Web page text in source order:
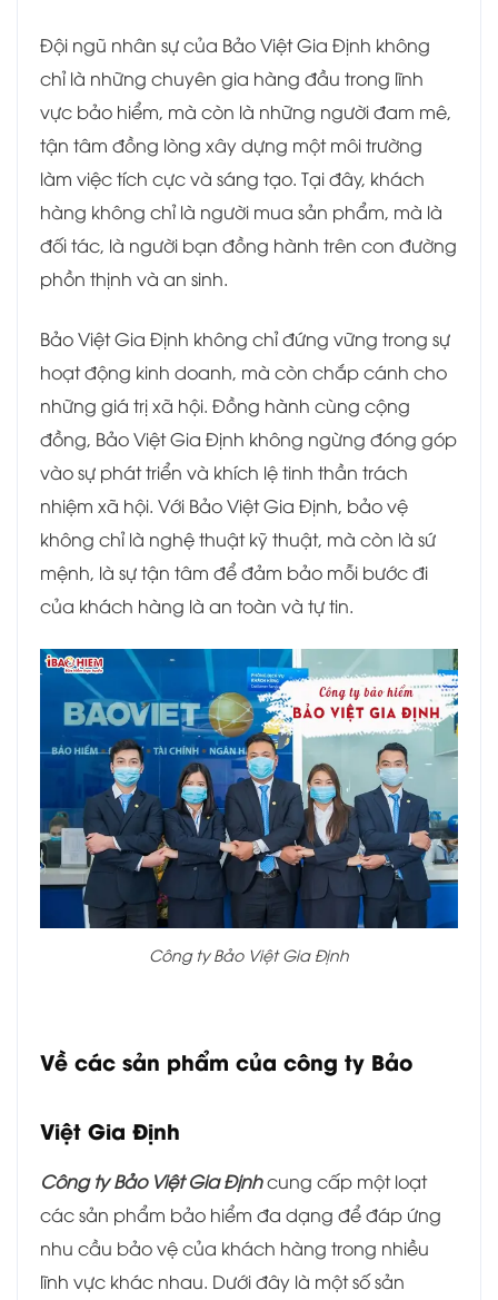
Đội ngũ nhân sự của Bảo Việt Gia Định không
chỉ là những chuyên gia hàng đầu trong lĩnh
vực bảo hiểm, mà còn là những người đam mê,
tận tâm đồng lòng xây dựng một môi trường
làm việc tích cực và sáng tạo. Tại đây, khách
hàng không chỉ là người mua sản phẩm, mà là
đối tác, là người bạn đồng hành trên con đường
phồn thịnh và an sinh.
Bảo Việt Gia Định không chỉ đứng vững trong sự
hoạt động kinh doanh, mà còn chắp cánh cho
những giá trị xã hội. Đồng hành cùng cộng
đồng, Bảo Việt Gia Định không ngừng đóng góp
vào sự phát triển và khích lệ tinh thần trách
nhiệm xã hội. Với Bảo Việt Gia Định, bảo vệ
không chỉ là nghệ thuật kỹ thuật, mà còn là sứ
mệnh, là sự tận tâm để đảm bảo mỗi bước đi
của khách hàng là an toàn và tự tin.
Công ty Bảo Việt Gia Định
Về các sản phẩm của công ty Bảo
Việt Gia Định
Công ty Bảo Việt Gia Địnhcung cấp một loạt
các sản phẩm bảo hiểm đa dạng để đáp ứng
nhu cầu bảo vệ của khách hàng trong nhiều
lĩnh vực khác nhau. Dưới đây là một số sản